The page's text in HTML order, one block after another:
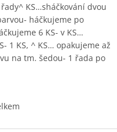
KS…sháčkování dvou
háčkujeme po
6 KS- v KS…
1 KS, ^ KS… opakujeme až
na tm. šedou- 1 řada po